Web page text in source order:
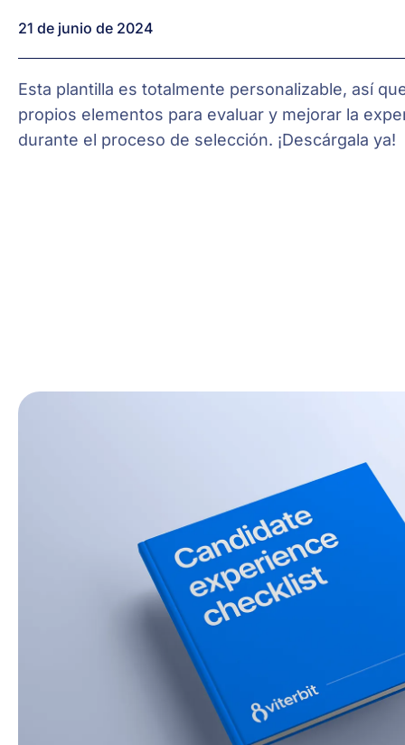
21 de junio de 2024
Esta plantilla es totalmente personalizable, así
propios elementos para evaluar y mejorar la
durante el proceso de selección. ¡Descárgala ya!